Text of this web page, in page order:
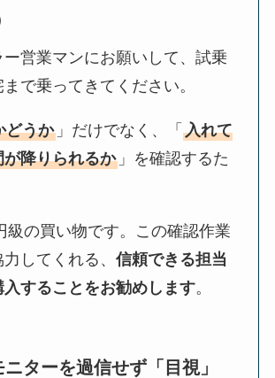
ー営業マンにお願いして、試乗
で乗ってきてください。
どうか」だけでなく、「 入れて
が降りられるか」を確認するた
級の買い物です。この確認作業
してくれる、 信頼できる担当
入することをお勧めします。
ターを過信せず「目視」